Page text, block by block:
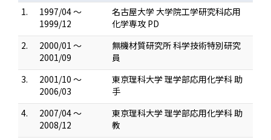
1.
1997/04 ～
1999/12
名古屋大学 大学院工学研究科応用
化学専攻 PD
2.
2000/01 ～
2001/09
無機材質研究所 科学技術特別研究
員
3.
2001/10 ～
2006/03
東京理科大学 理学部応用化学科 助
手
4.
2007/04 ～
2008/12
東京理科大学 理学部応用化学科 助
教